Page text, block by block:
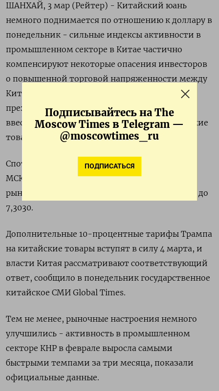
Подписывайтесь на The
Moscow Times в Telegram —
@moscowtimes_ru
ПОДПИСАТЬСЯ
ШАНХАЙ, 3 мар (Рейтер) - Китайский юань
немного поднимается по отношению к доллару в
понедельник - сильные индексы активности в
промышленном секторе в Китае частично
компенсируют некоторые опасения инвесторов
о повышенной торговой напряженности между
Китаем и США, возникшие после того, как
президент США Дональд Трамп предложил
ввести дополнительные пошлины на китайские
товары.
Спотовый юань на материковом рынке к 11:17
МСК вырос на 0,13% до 7,2926. На офшорном
рынке китайская валюта укрепилась на 0,14% до
7,3030.
Дополнительные 10-процентные тарифы Трампа
на китайские товары вступят в силу 4 марта, и
власти Китая рассматривают соответствующий
ответ, сообщило в понедельник государственное
китайское СМИ Global Times.
Тем не менее, рыночные настроения немного
улучшились - активность в промышленном
секторе КНР в феврале выросла самыми
быстрыми темпами за три месяца, показали
официальные данные.